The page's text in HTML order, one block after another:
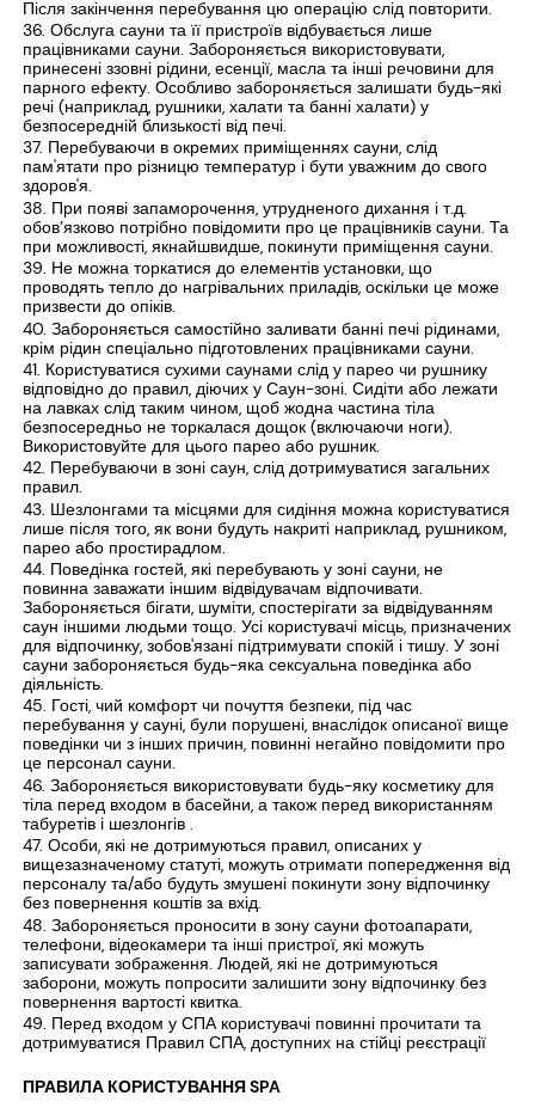
Після закінчення перебування цю операцію слід повторити.
Обслуга сауни та її пристроїв відбувається лише
працівниками сауни. Забороняється використовувати,
принесені ззовні рідини, есенції, масла та інші речовини для
парного ефекту. Особливо забороняється залишати будь-які
речі (наприклад, рушники, халати та банні халати) у
безпосередній близькості від печі.
Перебуваючи в окремих приміщеннях сауни, слід
пам'ятати про різницю температур і бути уважним до свого
здоров'я.
При появі запаморочення, утрудненого дихання і т.д.
обов’язково потрібно повідомити про це працівників сауни. Та
при можливості, якнайшвидше, покинути приміщення сауни.
Не можна торкатися до елементів установки, що
проводять тепло до нагрівальних приладів, оскільки це може
призвести до опіків.
Забороняється самостійно заливати банні печі рідинами,
крім рідин спеціально підготовлених працівниками сауни.
Користуватися сухими саунами слід у парео чи рушнику
відповідно до правил, діючих у Саун-зоні. Сидіти або лежати
на лавках слід таким чином, щоб жодна частина тіла
безпосередньо не торкалася дощок (включаючи ноги).
Використовуйте для цього парео або рушник.
Перебуваючи в зоні саун, слід дотримуватися загальних
правил.
Шезлонгами та місцями для сидіння можна користуватися
лише після того, як вони будуть накриті наприклад, рушником,
парео або простирадлом.
Поведінка гостей, які перебувають у зоні сауни, не
повинна заважати іншим відвідувачам відпочивати.
Забороняється бігати, шуміти, спостерігати за відвідуванням
саун іншими людьми тощо. Усі користувачі місць, призначених
для відпочинку, зобов'язані підтримувати спокій і тишу. У зоні
сауни забороняється будь-яка сексуальна поведінка або
діяльність.
Гості, чий комфорт чи почуття безпеки, під час
перебування у сауні, були порушені, внаслідок описаної вище
поведінки чи з інших причин, повинні негайно повідомити про
це персонал сауни.
Забороняється використовувати будь-яку косметику для
тіла перед входом в басейни, а також перед використанням
табуретів і шезлонгів .
Особи, які не дотримуються правил, описаних у
вищезазначеному статуті, можуть отримати попередження від
персоналу та/або будуть змушені покинути зону відпочинку
без повернення коштів за вхід.
Забороняється проносити в зону сауни фотоапарати,
телефони, відеокамери та інші пристрої, які можуть
записувати зображення. Людей, які не дотримуються
заборони, можуть попросити залишити зону відпочинку без
повернення вартості квитка.
Перед входом у СПА користувачі повинні прочитати та
дотримуватися Правил СПА, доступних на стійці реєстрації
ПРАВИЛА КОРИСТУВАННЯ SPA